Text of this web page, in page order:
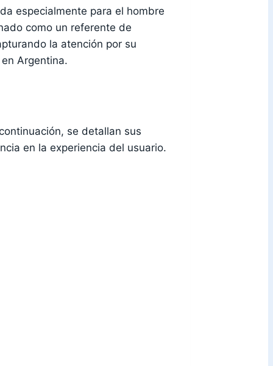
especialmente para el hombre
como un referente de
la atención por su
Argentina.
se detallan sus
en la experiencia del usuario.